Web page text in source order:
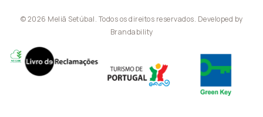
© 2026 Meliã Setúbal. Todos os direitos reservados. Developed by
Brandability